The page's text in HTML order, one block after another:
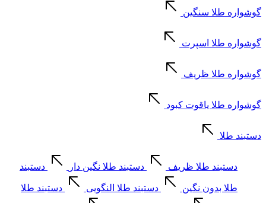
گوشواره طلا سنگین
گوشواره طلا اسپرت
گوشواره طلا ظریف
گوشواره طلا یاقوت کبود
دستبند طلا
دستبند طلا ظریف دستبند طلا نگین دار دستبند
طلا بدون نگین دستبند طلا النگویی دستبند طلا